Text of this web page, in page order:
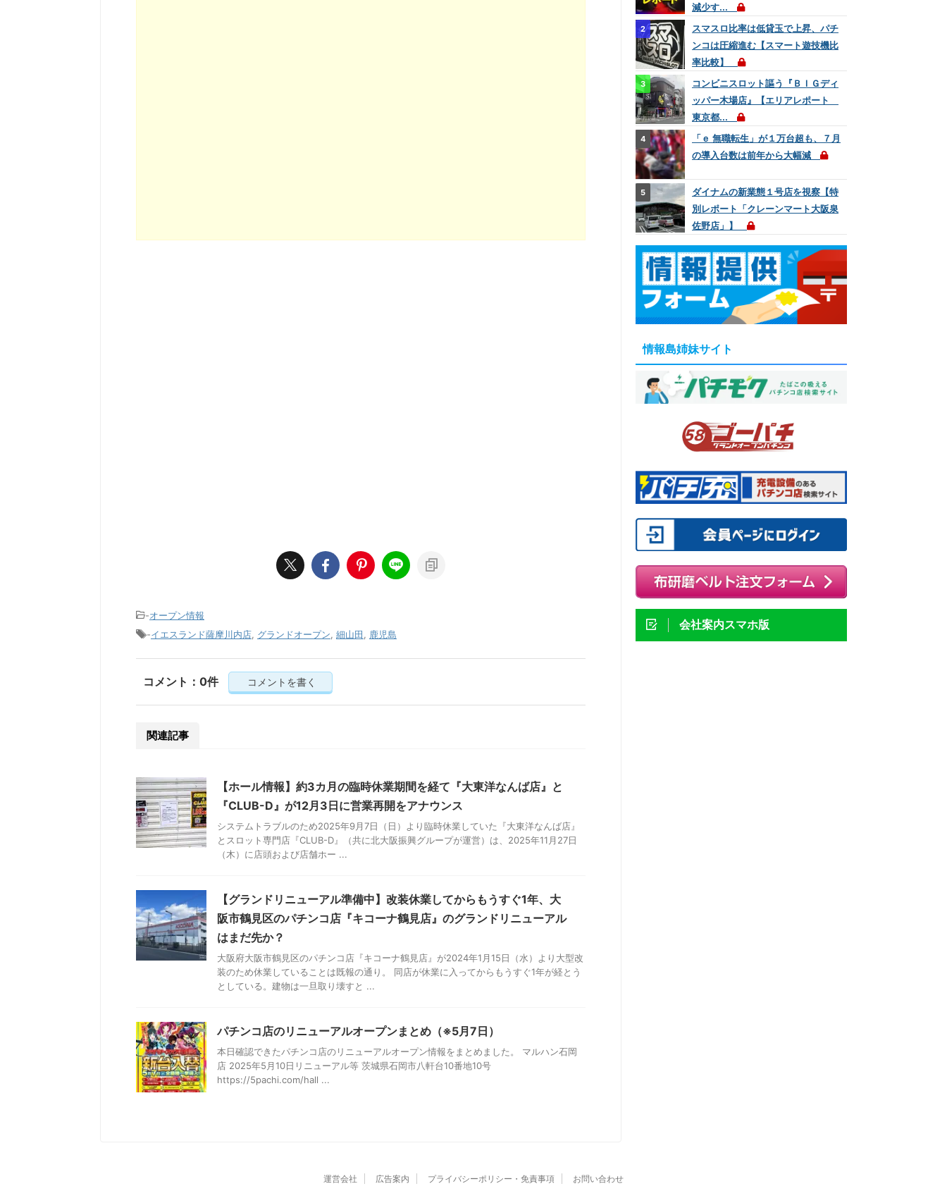
-オープン情報
-イエスランド薩摩川内店, グランドオープン, 細山田, 鹿児島
コメント：0件 コメントを書く
関連記事
【ホール情報】約3カ月の臨時休業期間を経て『大東洋なんば店』と
『CLUB-D』が12月3日に営業再開をアナウンス
システムトラブルのため2025年9月7日（日）より臨時休業していた『大東洋なんば店』
とスロット専門店『CLUB-D』（共に北大阪振興グループが運営）は、2025年11月27日
（木）に店頭および店舗ホー ...
【グランドリニューアル準備中】改装休業してからもうすぐ1年、大
阪市鶴見区のパチンコ店『キコーナ鶴見店』のグランドリニューアル
はまだ先か？
大阪府大阪市鶴見区のパチンコ店『キコーナ鶴見店』が2024年1月15日（水）より大型改
装のため休業していることは既報の通り。 同店が休業に入ってからもうすぐ1年が経とう
としている。建物は一旦取り壊すと ...
パチンコ店のリニューアルオープンまとめ（※5月7日）
本日確認できたパチンコ店のリニューアルオープン情報をまとめました。 マルハン石岡
店 2025年5月10日リニューアル等 茨城県石岡市八軒台10番地10号
https://5pachi.com/hall ...
減少す...
スマスロ比率は低貸玉で上昇、パチ
ンコは圧縮進む【スマート遊技機比
率比較】
コンビニスロット謳う『ＢＩＧディ
ッパー木場店』【エリアレポート
東京都...
「ｅ 無職転生」が１万台超も、７月
の導入台数は前年から大幅減
ダイナムの新業態１号店を視察【特
別レポート「クレーンマート大阪泉
佐野店」】
情報島姉妹サイト
会社案内スマホ版
運営会社 広告案内 プライバシーポリシー・免責事項 お問い合わせ